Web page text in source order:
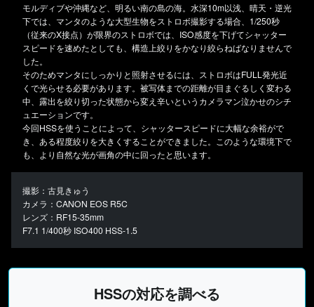
モルディブや沖縄など、明るい南の島の海。水深10m以浅、晴天・逆光
下では、マンタのような大型生物をストロボ撮影する場合、1/250秒
（従来のX接点）が限界のストロボでは、ISO感度を下げてシャッター
スピードを速めたとしても、構造上絞りをかなり絞らねばなりませんで
した。
そのためマンタにしっかりと照射させるには、ストロボはFULL発光近
くで光らせる必要があります。被写体までの距離が目まぐるしく変わる
中、露出を絞り切った状態から変え辛いというカメラマン泣かせのシチ
ュエーションです。
今回HSSを使うことによって、シャッタースピードに大幅な余裕がで
き、ある程度絞りを大きくすることができました。このような環境下で
も、より自然な光が画角の中に回ったと思います。
撮影：古見きゅう
カメラ：CANON EOS R5C
レンズ：RF15-35mm
F7.1 1/400秒 ISO400 HSS-1.5
HSSの対応を調べる